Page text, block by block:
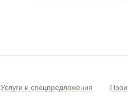
Услуги и спецпредложения